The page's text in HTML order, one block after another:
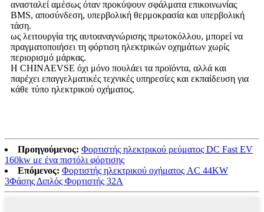
ανασταλεί αμέσως όταν προκύψουν σφάλματα επικοινωνίας
BMS, αποσύνδεση, υπερβολική θερμοκρασία και υπερβολική
τάση.
ως λειτουργία της αυτοαναγνώρισης πρωτοκόλλου, μπορεί να
πραγματοποιήσει τη φόρτιση ηλεκτρικών οχημάτων χωρίς
περιορισμό μάρκας.
Η CHINAEVSE όχι μόνο πουλάει τα προϊόντα, αλλά και
παρέχει επαγγελματικές τεχνικές υπηρεσίες και εκπαίδευση για
κάθε τύπο ηλεκτρικού οχήματος.
Προηγούμενος: Φορτιστής ηλεκτρικού ρεύματος DC Fast EV
160kw με ένα πιστόλι φόρτισης
Επόμενος: Φορτιστής ηλεκτρικού οχήματος AC 44KW
3Φάσης Διπλός Φορτιστής 32A